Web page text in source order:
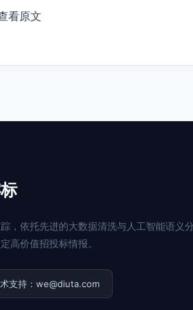
看原文
，依托先进的大数据清洗与人工智能语义
高价值招投标情报。
支持：we@diuta.com